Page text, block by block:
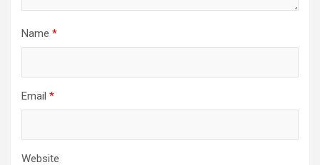
Name *
Email *
Website